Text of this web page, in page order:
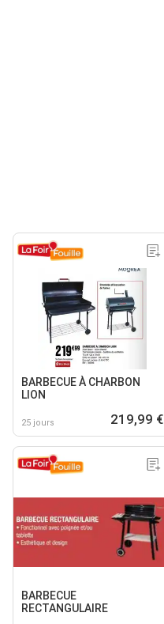
BARBECUE À CHARBON
LION
25 jours 219,99 €
BARBECUE
RECTANGULAIRE